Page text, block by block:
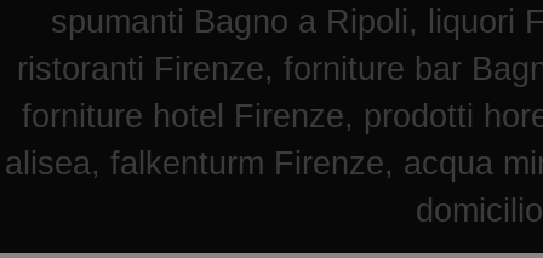
spumanti Bagno a Ripoli, liquori
ristoranti Firenze, forniture bar
forniture hotel Firenze, prodotti
alisea, falkenturm Firenze, acqua